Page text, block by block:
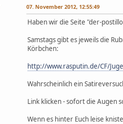
07. November 2012, 12:55:49
Haben wir die Seite "der-
Samstags gibt es jeweils die
Körbchen:
http://www.rasputin.de/CF/
Wahrscheinlich ein
Link klicken - sofort die Augen
Wenn es hinter Euch leise